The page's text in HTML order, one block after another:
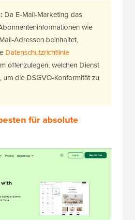
Da E-Mail-Marketing das
wie
Adressen beinhaltet,
Datenschutzrichtlinie
offenzulegen, welchen Dienst
um die DSGVO-Konformität zu
für absolute